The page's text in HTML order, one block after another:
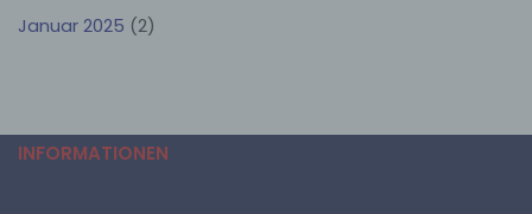
Januar 2025 (2)
INFORMATIONEN
Betroffene Person ist jede identifizierte oder
identifizierbare natürliche Person, deren
c) Verarbeitung